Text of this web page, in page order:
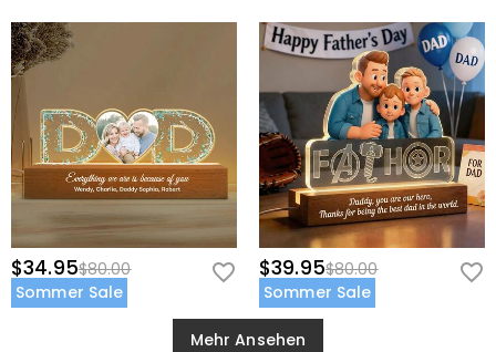
$34.95$80.00
Sommer Sale
$39.95$80.00
Sommer Sale
Mehr Ansehen